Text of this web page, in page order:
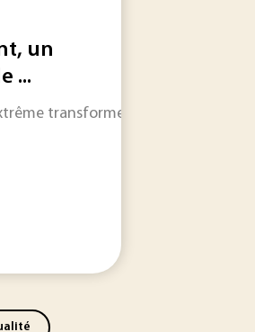
de déchets industriels. Acteur
un
...
transforment